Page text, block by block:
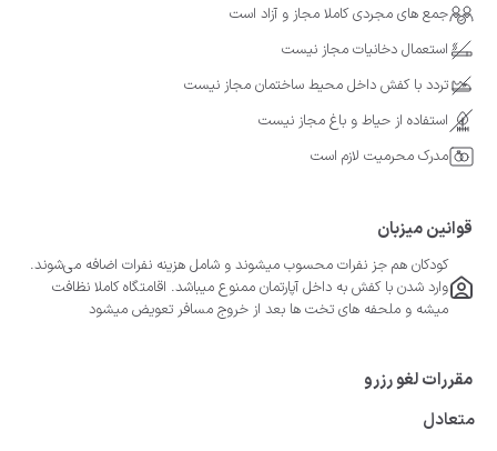
جمع های مجردی کاملا مجاز و آزاد است
استعمال دخانیات مجاز نیست
تردد با کفش داخل محیط ساختمان مجاز نیست
استفاده از حیاط و باغ مجاز نیست
مدرک محرمیت لازم است
قوانین میزبان
کودکان هم جز نفرات محسوب میشوند و شامل هزینه نفرات اضافه می‌شوند.
وارد شدن با کفش به داخل آپارتمان ممنوع میباشد. اقامتگاه کاملا نظافت
میشه و ملحفه های تخت ها بعد از خروج مسافر تعویض میشود
مقررات لغو رزرو
متعادل